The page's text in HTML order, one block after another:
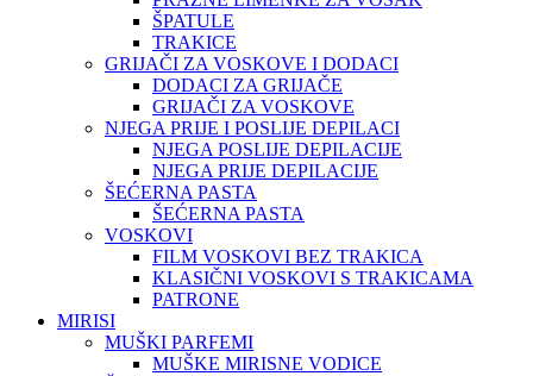
ŠPATULE
TRAKICE
GRIJAČI ZA VOSKOVE I DODACI
DODACI ZA GRIJAČE
GRIJAČI ZA VOSKOVE
NJEGA PRIJE I POSLIJE DEPILACI
NJEGA POSLIJE DEPILACIJE
NJEGA PRIJE DEPILACIJE
ŠEĆERNA PASTA
ŠEĆERNA PASTA
VOSKOVI
FILM VOSKOVI BEZ TRAKICA
KLASIČNI VOSKOVI S TRAKICAMA
PATRONE
MIRISI
MUŠKI PARFEMI
MUŠKE MIRISNE VODICE